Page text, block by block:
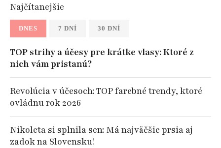
Najčítanejšie
DNES 7 DNÍ 30 DNÍ
TOP strihy a účesy pre krátke vlasy: Ktoré z
nich vám pristanú?
Revolúcia v účesoch: TOP farebné trendy, ktoré
ovládnu rok 2026
Nikoleta si splnila sen: Má najväčšie prsia aj
zadok na Slovensku!